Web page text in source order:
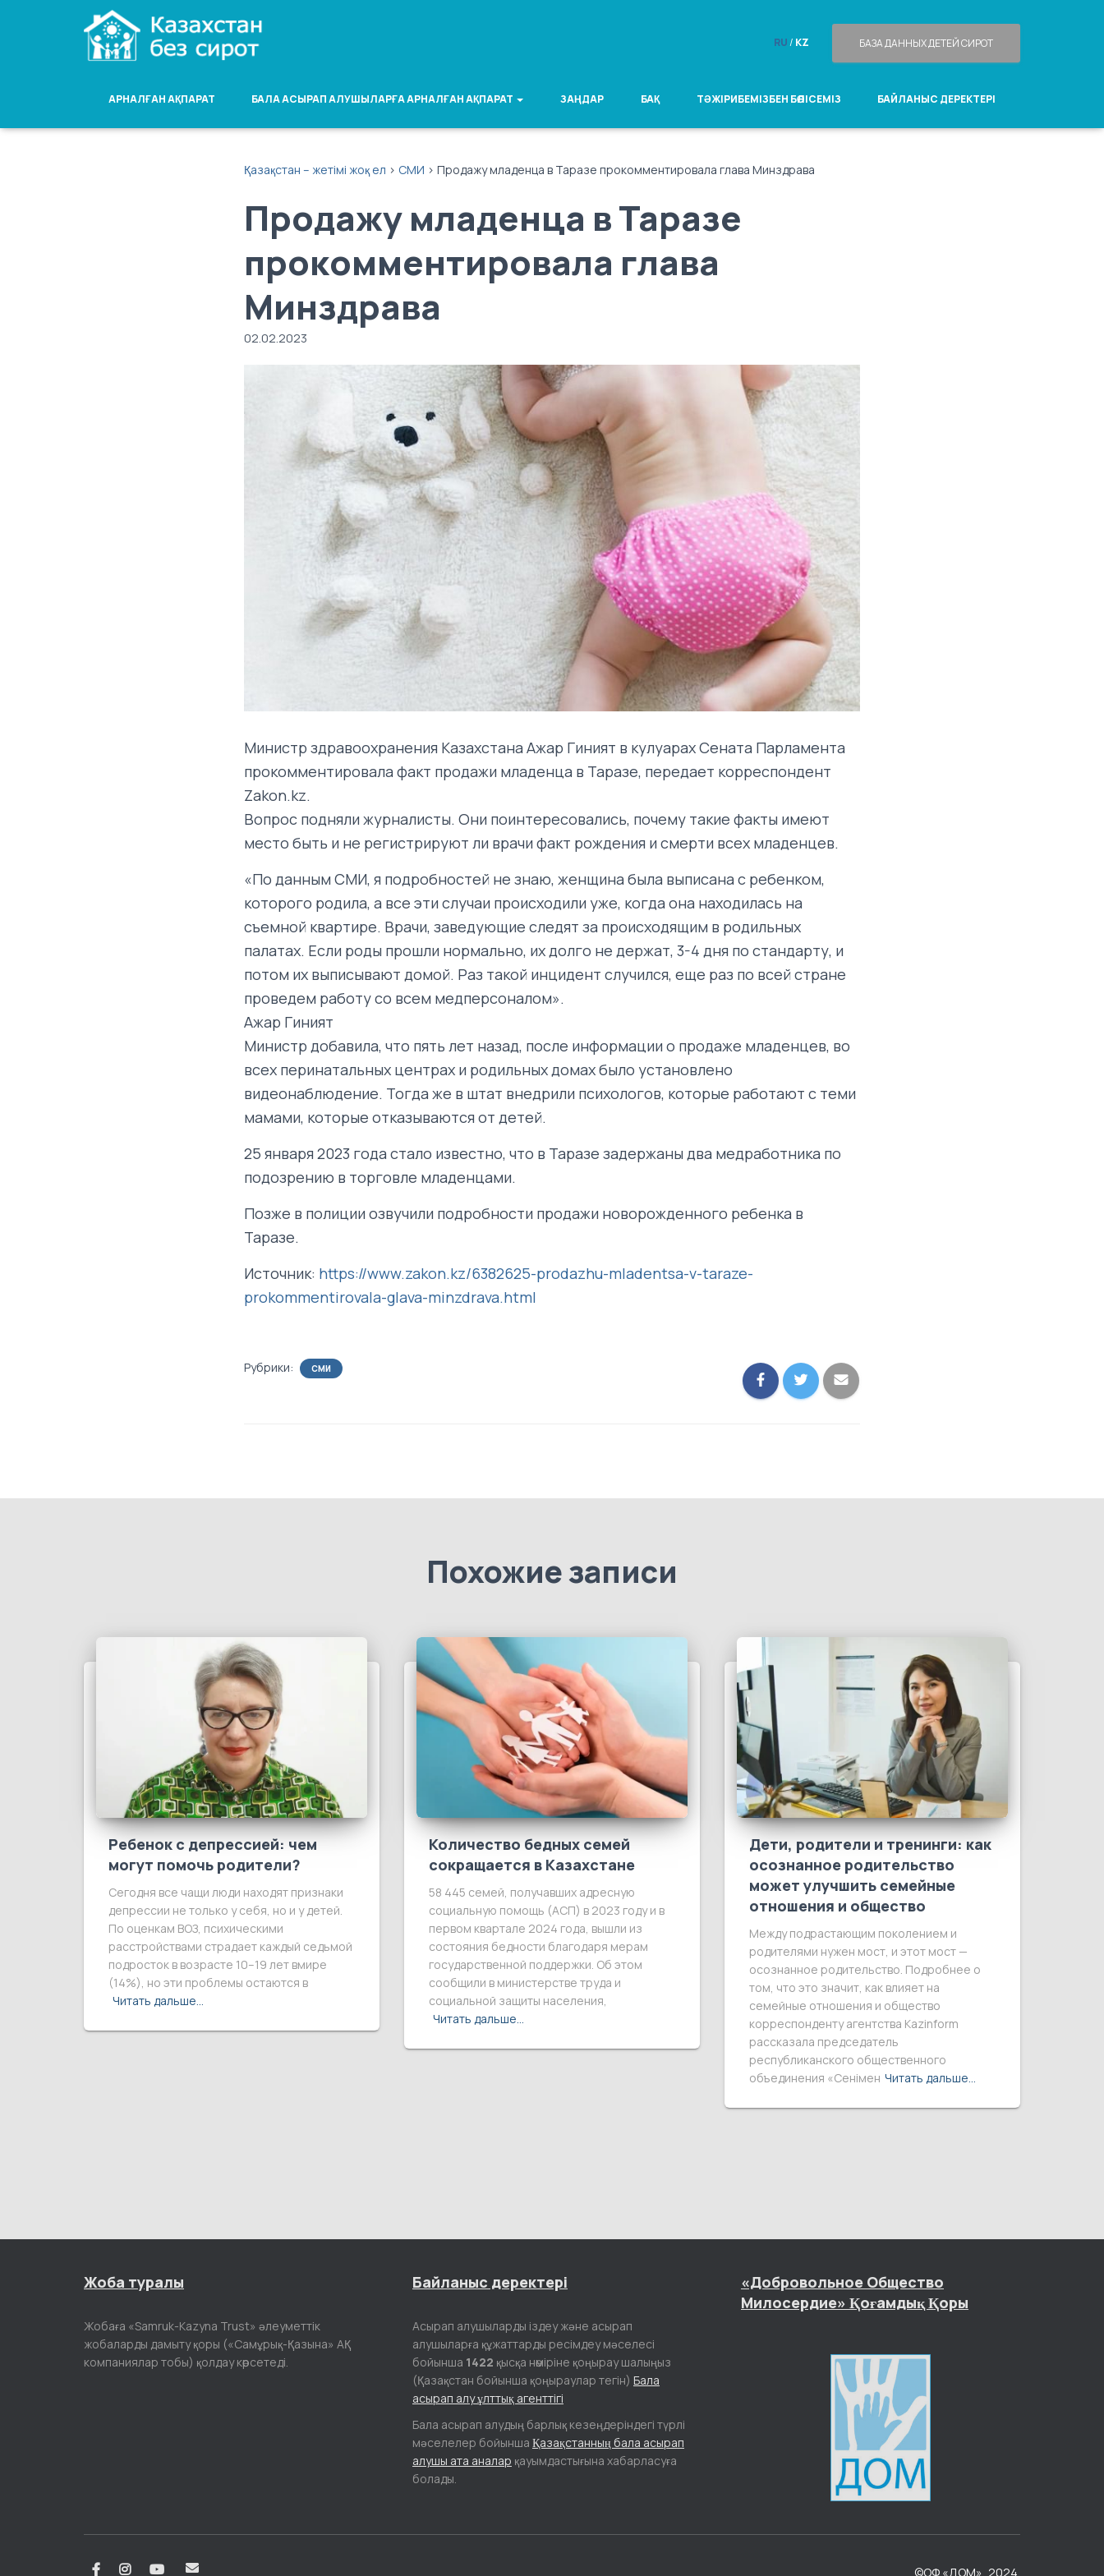
RU/ KZ БАЗА ДАННЫХ ДЕТЕЙ СИРОТ
АРНАЛҒАН АҚПАРАТ БАЛА АСЫРАП АЛУШЫЛАРҒА АРНАЛҒАН АҚПАРАТ ЗАҢДАР БАҚ ТӘЖІРИБЕМІЗБЕН БӨЛІСЕМІЗ БАЙЛАНЫС ДЕРЕКТЕРІ
Қазақстан – жетімі жоқ ел > СМИ > Продажу младенца в Таразе прокомментировала глава Минздрава
Продажу младенца в Таразе
прокомментировала глава
Минздрава
02.02.2023
Министр здравоохранения Казахстана Ажар Гиният в кулуарах Сената Парламента
прокомментировала факт продажи младенца в Таразе, передает корреспондент
Zakon.kz.
Вопрос подняли журналисты. Они поинтересовались, почему такие факты имеют
место быть и не регистрируют ли врачи факт рождения и смерти всех младенцев.
«По данным СМИ, я подробностей не знаю, женщина была выписана с ребенком,
которого родила, а все эти случаи происходили уже, когда она находилась на
съемной квартире. Врачи, заведующие следят за происходящим в родильных
палатах. Если роды прошли нормально, их долго не держат, 3-4 дня по стандарту, и
потом их выписывают домой. Раз такой инцидент случился, еще раз по всей стране
проведем работу со всем медперсоналом».
Ажар Гиният
Министр добавила, что пять лет назад, после информации о продаже младенцев, во
всех перинатальных центрах и родильных домах было установлено
видеонаблюдение. Тогда же в штат внедрили психологов, которые работают с теми
мамами, которые отказываются от детей.
25 января 2023 года стало известно, что в Таразе задержаны два медработника по
подозрению в торговле младенцами.
Позже в полиции озвучили подробности продажи новорожденного ребенка в
Таразе.
Источник: https://www.zakon.kz/6382625-prodazhu-mladentsa-v-taraze-
prokommentirovala-glava-minzdrava.html
Рубрики: СМИ
Похожие записи
Ребенок с депрессией: чем
могут помочь родители?
Сегодня все чащи люди находят признаки
депрессии не только у себя, но и у детей.
По оценкам ВОЗ, психическими
расстройствами страдает каждый седьмой
подросток в возрасте 10–19 лет вмире
(14%), но эти проблемы остаются в
Читать дальше…
Количество бедных семей
сокращается в Казахстане
58 445 семей, получавших адресную
социальную помощь (АСП) в 2023 году и в
первом квартале 2024 года, вышли из
состояния бедности благодаря мерам
государственной поддержки. Об этом
сообщили в министерстве труда и
социальной защиты населения,
Читать дальше…
Дети, родители и тренинги: как
осознанное родительство
может улучшить семейные
отношения и общество
Между подрастающим поколением и
родителями нужен мост, и этот мост —
осознанное родительство. Подробнее о
том, что это значит, как влияет на
семейные отношения и общество
корреспонденту агентства Kazinform
рассказала председатель
республиканского общественного
объединения «Сенімен Читать дальше…
Жоба туралы
Жобаға «Samruk-Kazyna Trust» әлеуметтік
жобаларды дамыту қоры («Самұрық-Қазына» АҚ
компаниялар тобы) қолдау көрсетеді.
Байланыс деректері
Асырап алушыларды іздеу және асырап
алушыларға құжаттарды ресімдеу мәселесі
бойынша 1422 қысқа нөміріне қоңырау шалыңыз
(Қазақстан бойынша қоңыраулар тегін) Бала
асырап алу ұлттық агенттігі
Бала асырап алудың барлық кезеңдеріндегі түрлі
мәселелер бойынша Қазақстанның бала асырап
алушы ата аналар қауымдастығына хабарласуға
болады.
«Добровольное Общество
Милосердие» Қоғамдық Қоры
©ОФ «ДОМ», 2024.